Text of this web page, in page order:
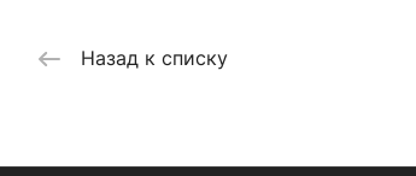
Назад к списку